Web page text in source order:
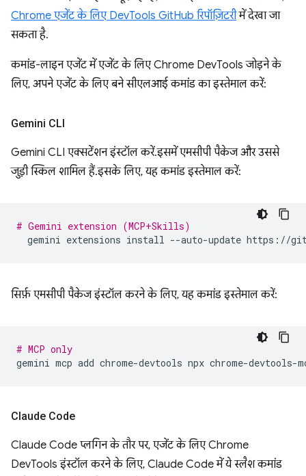
Chrome एजेंट के लिए DevTools GitHub रिपॉज़िटरीमें देखा जा
सकता है.
कमांड-लाइन एजेंट में एजेंट के लिए Chrome DevTools जोड़ने के
लिए, अपने एजेंट के लिए बने सीएलआई कमांड का इस्तेमाल करें:
Gemini CLI
Gemini CLI एक्सटेंशन इंस्टॉल करें. इसमें एमसीपी पैकेज और उससे
जुड़ी स्किल शामिल हैं. इसके लिए, यह कमांड इस्तेमाल करें:
# Gemini extension (MCP+Skills)
gemini extensions install --auto-update
सिर्फ़ एमसीपी पैकेज इंस्टॉल करने के लिए, यह कमांड इस्तेमाल करें:
# MCP only
gemini mcp add chrome-devtools npx
Claude Code
Claude Code प्लगिन के तौर पर, एजेंट के लिए Chrome
DevTools इंस्टॉल करने के लिए, Claude Code में ये स्लैश कमांड